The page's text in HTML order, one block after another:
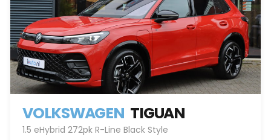
VOLKSWAGEN TIGUAN
1.5 eHybrid 272pk R-Line Black Style